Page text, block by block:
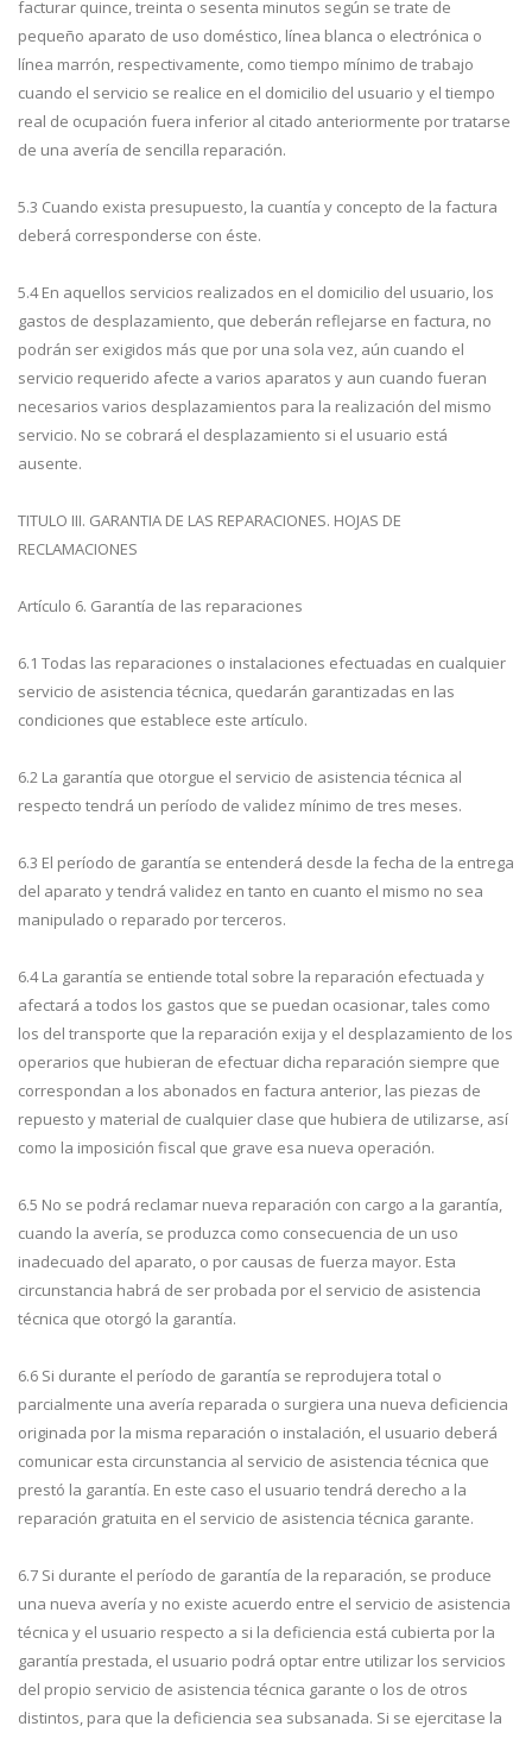
facturar quince, treinta o sesenta minutos según se trate de
pequeño aparato de uso doméstico, línea blanca o electrónica o
línea marrón, respectivamente, como tiempo mínimo de trabajo
cuando el servicio se realice en el domicilio del usuario y el tiempo
real de ocupación fuera inferior al citado anteriormente por tratarse
de una avería de sencilla reparación.
5.3 Cuando exista presupuesto, la cuantía y concepto de la factura
deberá corresponderse con éste.
5.4 En aquellos servicios realizados en el domicilio del usuario, los
gastos de desplazamiento, que deberán reflejarse en factura, no
podrán ser exigidos más que por una sola vez, aún cuando el
servicio requerido afecte a varios aparatos y aun cuando fueran
necesarios varios desplazamientos para la realización del mismo
servicio. No se cobrará el desplazamiento si el usuario está
ausente.
TITULO III. GARANTIA DE LAS REPARACIONES. HOJAS DE
RECLAMACIONES
Artículo 6. Garantía de las reparaciones
6.1 Todas las reparaciones o instalaciones efectuadas en cualquier
servicio de asistencia técnica, quedarán garantizadas en las
condiciones que establece este artículo.
6.2 La garantía que otorgue el servicio de asistencia técnica al
respecto tendrá un período de validez mínimo de tres meses.
6.3 El período de garantía se entenderá desde la fecha de la entrega
del aparato y tendrá validez en tanto en cuanto el mismo no sea
manipulado o reparado por terceros.
6.4 La garantía se entiende total sobre la reparación efectuada y
afectará a todos los gastos que se puedan ocasionar, tales como
los del transporte que la reparación exija y el desplazamiento de los
operarios que hubieran de efectuar dicha reparación siempre que
correspondan a los abonados en factura anterior, las piezas de
repuesto y material de cualquier clase que hubiera de utilizarse, así
como la imposición fiscal que grave esa nueva operación.
6.5 No se podrá reclamar nueva reparación con cargo a la garantía,
cuando la avería, se produzca como consecuencia de un uso
inadecuado del aparato, o por causas de fuerza mayor. Esta
circunstancia habrá de ser probada por el servicio de asistencia
técnica que otorgó la garantía.
6.6 Si durante el período de garantía se reprodujera total o
parcialmente una avería reparada o surgiera una nueva deficiencia
originada por la misma reparación o instalación, el usuario deberá
comunicar esta circunstancia al servicio de asistencia técnica que
prestó la garantía. En este caso el usuario tendrá derecho a la
reparación gratuita en el servicio de asistencia técnica garante.
6.7 Si durante el período de garantía de la reparación, se produce
una nueva avería y no existe acuerdo entre el servicio de asistencia
técnica y el usuario respecto a si la deficiencia está cubierta por la
garantía prestada, el usuario podrá optar entre utilizar los servicios
del propio servicio de asistencia técnica garante o los de otros
distintos, para que la deficiencia sea subsanada. Si se ejercitase la